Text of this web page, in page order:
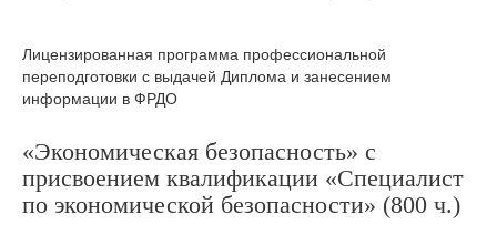
Лицензированная программа профессиональной
переподготовки с выдачей Диплома и занесением
информации в ФРДО
«Экономическая безопасность» с
присвоением квалификации «Специалист
по экономической безопасности» (800 ч.)